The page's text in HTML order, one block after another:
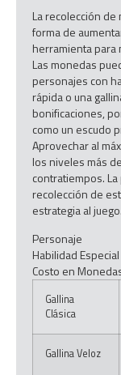
La recolección
forma de
herramienta para
Las monedas
personajes con
rápida o una
bonificaciones,
como un escudo
Aprovechar al
los niveles más
contratiempos.
recolección de
estrategia al juego.
Personaje
Habilidad Especial
Costo en
Gallina
Clásica
Gallina Veloz